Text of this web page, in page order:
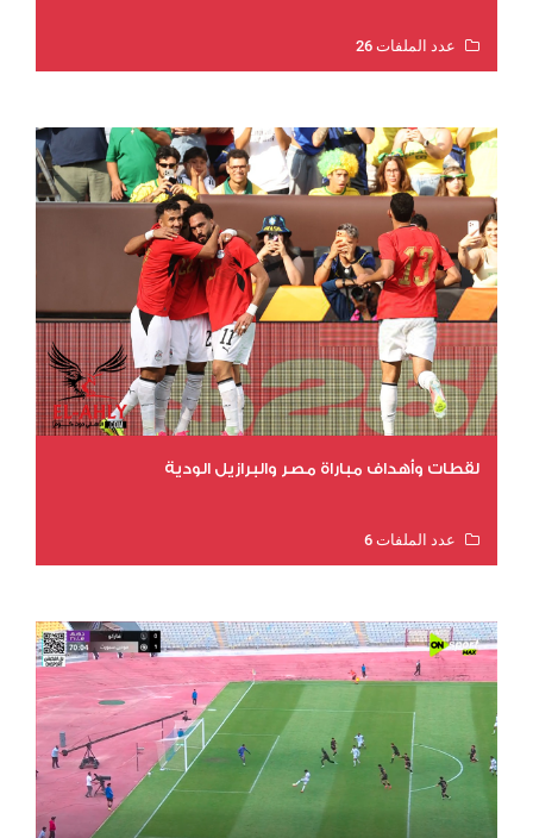
عدد الملفات 26
لقطات وأهداف مباراة مصر والبرازيل الودية
عدد الملفات 6